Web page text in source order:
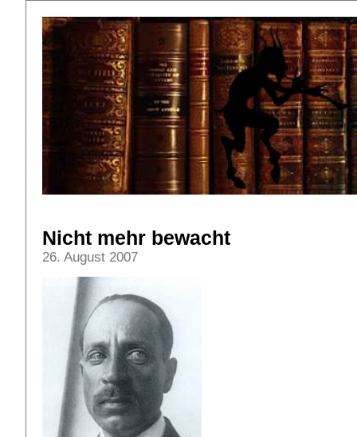
Nicht mehr bewacht
26. August 2007